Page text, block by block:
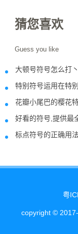
猜您喜欢
Guess you like
大顿号符号怎么打丶
标点符号的正确用法
粤
copyright ©